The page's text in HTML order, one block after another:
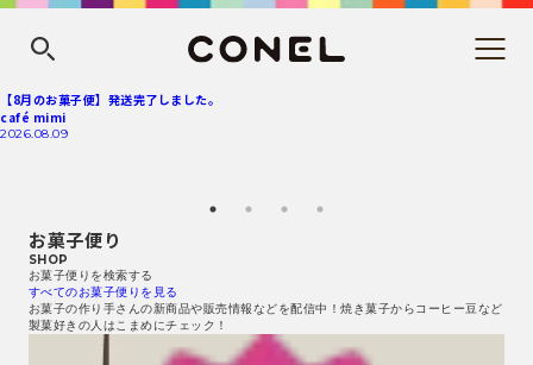
【8月のお菓子便】発送完了しました。
café mimi
2026.08.09
お菓子便り
SHOP
お菓子便りを検索する
すべてのお菓子便りを見る
お菓子の作り手さんの新商品や販売情報などを配信中！焼き菓子からコーヒー豆など
製菓好きの人はこまめにチェック！